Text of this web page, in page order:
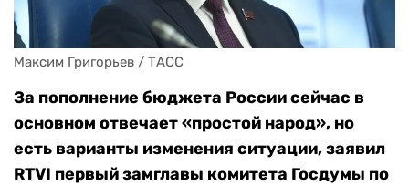
Максим Григорьев / ТАСС
За пополнение бюджета России сейчас в
основном отвечает «простой народ», но
есть варианты изменения ситуации, заявил
RTVI первый замглавы комитета Госдумы по